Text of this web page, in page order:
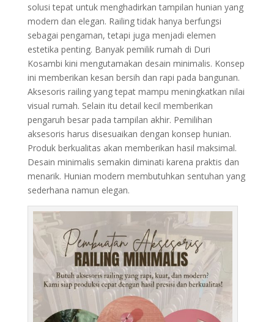
solusi tepat untuk menghadirkan tampilan hunian yang
modern dan elegan. Railing tidak hanya berfungsi
sebagai pengaman, tetapi juga menjadi elemen
estetika penting. Banyak pemilik rumah di Duri
Kosambi kini mengutamakan desain minimalis. Konsep
ini memberikan kesan bersih dan rapi pada bangunan.
Aksesoris railing yang tepat mampu meningkatkan nilai
visual rumah. Selain itu detail kecil memberikan
pengaruh besar pada tampilan akhir. Pemilihan
aksesoris harus disesuaikan dengan konsep hunian.
Produk berkualitas akan memberikan hasil maksimal.
Desain minimalis semakin diminati karena praktis dan
menarik. Hunian modern membutuhkan sentuhan yang
sederhana namun elegan.